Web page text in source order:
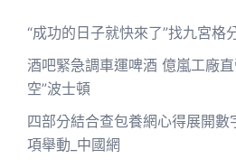
“成功的日子就快來了”找九宮格
酒吧緊急調車運啤酒 億嵐工廠
空”波士頓
四部分結合查包養網心得展開
項舉動_中國網